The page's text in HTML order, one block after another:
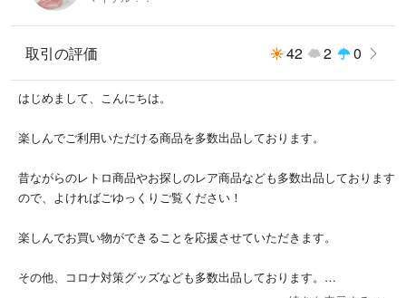
取引の評価 42 2 0
はじめまして、こんにちは。
楽しんでご利用いただける商品を多数出品しております。
昔ながらのレトロ商品やお探しのレア商品なども多数出品しております
ので、よければごゆっくりご覧ください！
楽しんでお買い物ができることを応援させていただきます。
その他、コロナ対策グッズなども多数出品しております。